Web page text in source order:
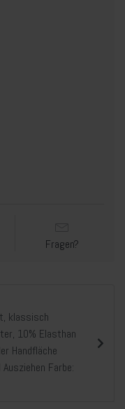
Fragen?
klassisch
10% Elasthan
Handfläche
Farbe: